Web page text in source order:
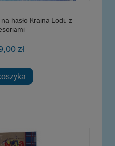
hasło Kraina Lodu z
zł